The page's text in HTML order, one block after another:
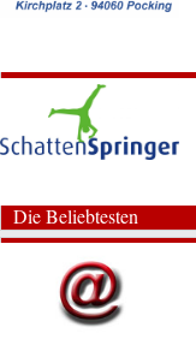
Die Beliebtesten